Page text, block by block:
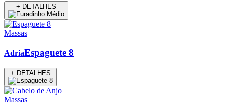
+ DETALHES
Massas
AdriaEspaguete 8
+ DETALHES
Massas